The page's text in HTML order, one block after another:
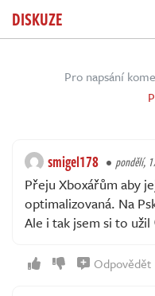
DISKUZE
Pro napsání
smigel178 pondělí,
Přeju Xboxářům aby
optimalizovaná. Na
Ale i tak jsem si to užil
Odpovědět